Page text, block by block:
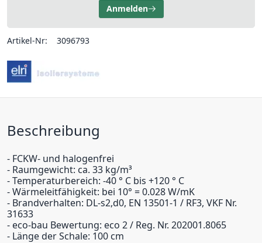
Anmelden
Artikel-Nr: 3096793
Beschreibung
- FCKW- und halogenfrei
- Raumgewicht: ca. 33 kg/m³
- Temperaturbereich: -40 ° C bis +120 ° C
- Wärmeleitfähigkeit: bei 10° = 0.028 W/mK
- Brandverhalten: DL-s2,d0, EN 13501-1 / RF3, VKF Nr.
31633
- eco-bau Bewertung: eco 2 / Reg. Nr. 202001.8065
- Länge der Schale: 100 cm